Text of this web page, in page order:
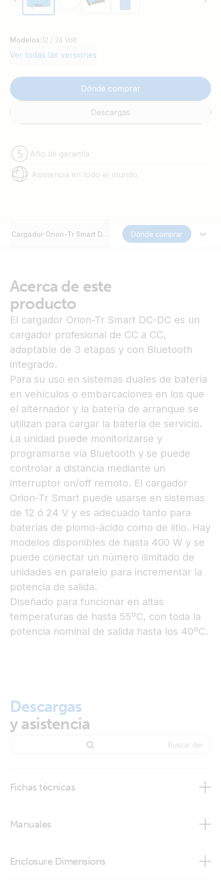
Modelos:12 / 24 Volt
Ver todas las versiones
Dónde comprar
Descargas
Año de garantía
Asistencia en todo el mundo
Cargador Orion-Tr Smart DC-DC no aislado
Dónde comprar
Acerca de este
producto
El cargador Orion-Tr Smart DC-DC es un
cargador profesional de CC a CC,
adaptable de 3 etapas y con Bluetooth
integrado.
Para su uso en sistemas duales de batería
en vehículos o embarcaciones en los que
el alternador y la batería de arranque se
utilizan para cargar la batería de servicio.
La unidad puede monitorizarse y
programarse vía Bluetooth y se puede
controlar a distancia mediante un
interruptor on/off remoto. El cargador
Orion-Tr Smart puede usarse en sistemas
de 12 ó 24 V y es adecuado tanto para
baterías de plomo-ácido como de litio. Hay
modelos disponibles de hasta 400 W y se
puede conectar un número ilimitado de
unidades en paralelo para incrementar la
potencia de salida.
Diseñado para funcionar en altas
temperaturas de hasta 55ºC, con toda la
potencia nominal de salida hasta los 40ºC.
Descargas
y asistencia
Fichas técnicas
Manuales
Enclosure Dimensions